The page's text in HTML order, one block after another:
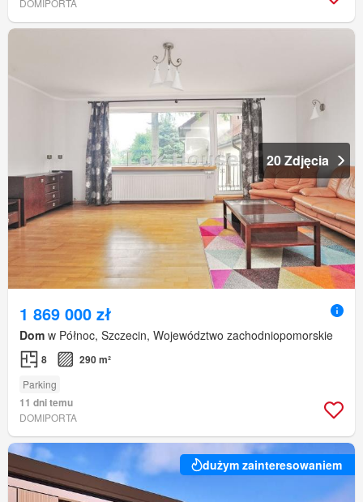
20 Zdjęcia
1 869 000 zł
Dom w Północ, Szczecin, Województwo zachodniopomorskie
8 290 m²
Parking
11 dni temu
DOMIPORTA
dużym zainteresowaniem